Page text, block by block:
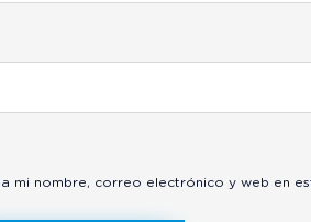
mi nombre, correo electrónico y web en